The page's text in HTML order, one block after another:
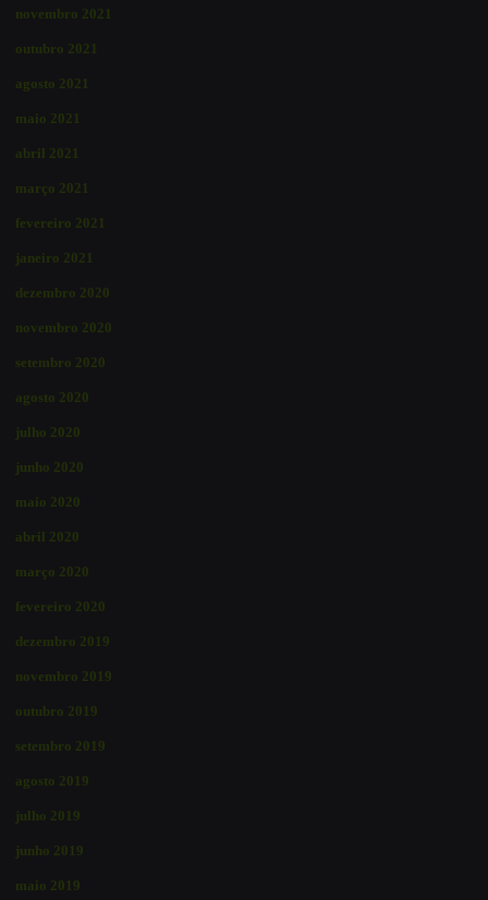
novembro 2021
outubro 2021
agosto 2021
maio 2021
abril 2021
março 2021
fevereiro 2021
janeiro 2021
dezembro 2020
novembro 2020
setembro 2020
agosto 2020
julho 2020
junho 2020
maio 2020
abril 2020
março 2020
fevereiro 2020
dezembro 2019
novembro 2019
outubro 2019
setembro 2019
agosto 2019
julho 2019
junho 2019
maio 2019